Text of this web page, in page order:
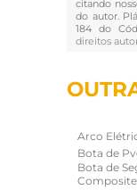
citando
do autor.
184 do
direitos
Arco
Bota de
Bota de
Composite